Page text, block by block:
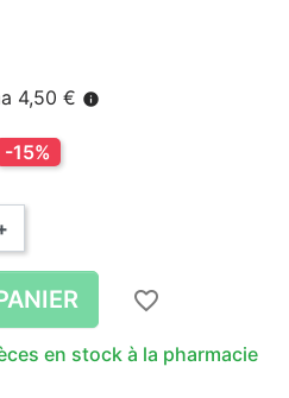
4,50 € info
-15%
favorite_border
en stock à la pharmacie